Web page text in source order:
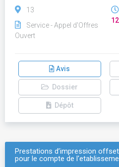
13
Service - Appel d'Offres
Ouvert
Avis
Dossier
Dépôt
Prestations d’impression
pour le compte de